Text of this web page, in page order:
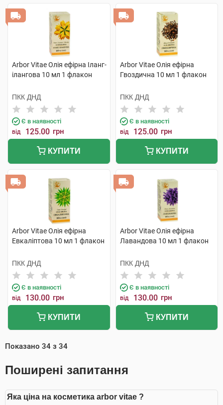
Arbor Vitae Олія ефірна Іланг-
ілангова 10 мл 1 флакон
ПКК ДНД
Є в наявності
від 125.00 грн
КУПИТИ
Arbor Vitae Олія ефірна
Гвоздична 10 мл 1 флакон
ПКК ДНД
Є в наявності
від 125.00 грн
КУПИТИ
Arbor Vitae Олія ефірна
Евкаліптова 10 мл 1 флакон
ПКК ДНД
Є в наявності
від 130.00 грн
КУПИТИ
Arbor Vitae Олія ефірна
Лавандова 10 мл 1 флакон
ПКК ДНД
Є в наявності
від 130.00 грн
КУПИТИ
Показано 34 з 34
Поширені запитання
Яка ціна на косметика arbor vitae ?